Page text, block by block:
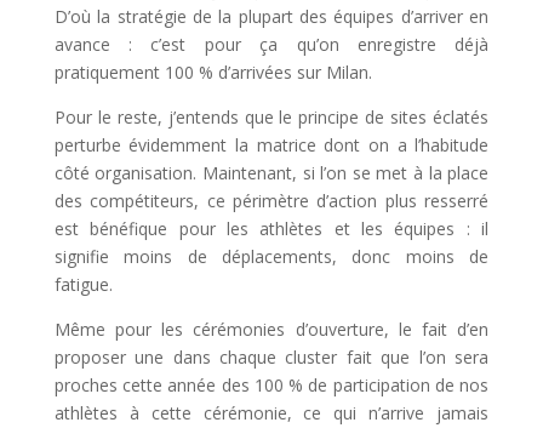
D’où la stratégie de la plupart des équipes d’arriver en
avance : c’est pour ça qu’on enregistre déjà
pratiquement 100 % d’arrivées sur Milan.
Pour le reste, j’entends que le principe de sites éclatés
perturbe évidemment la matrice dont on a l’habitude
côté organisation. Maintenant, si l’on se met à la place
des compétiteurs, ce périmètre d’action plus resserré
est bénéfique pour les athlètes et les équipes : il
signifie moins de déplacements, donc moins de
fatigue.
Même pour les cérémonies d’ouverture, le fait d’en
proposer une dans chaque cluster fait que l’on sera
proches cette année des 100 % de participation de nos
athlètes à cette cérémonie, ce qui n’arrive jamais